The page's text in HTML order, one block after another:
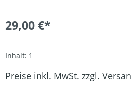
29,00 €*
Inhalt: 1
Preise inkl. MwSt. zzgl.